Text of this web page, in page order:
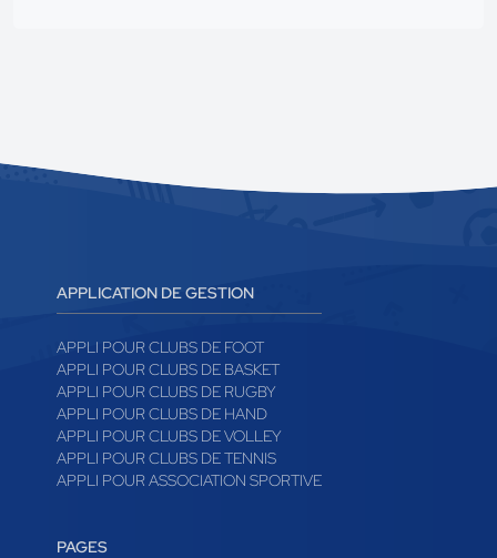
APPLICATION DE GESTION
APPLI POUR CLUBS DE FOOT
APPLI POUR CLUBS DE BASKET
APPLI POUR CLUBS DE RUGBY
APPLI POUR CLUBS DE HAND
APPLI POUR CLUBS DE VOLLEY
APPLI POUR CLUBS DE TENNIS
APPLI POUR ASSOCIATION SPORTIVE
PAGES